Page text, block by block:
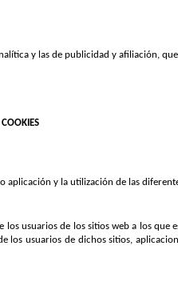
y las de publicidad y afiliación,
y la utilización de las
usuarios de los sitios web a los
usuarios de dichos sitios,